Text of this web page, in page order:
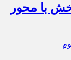
با محور